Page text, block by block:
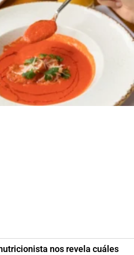
nos revela cuáles